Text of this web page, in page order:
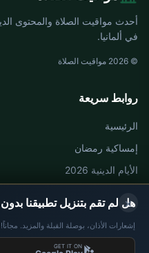
أحدث مواقيت الصلاة والمحتوى
في ألمانيا.
© 2026 مواقيت الصلاة
روابط سريعة
الرئيسية
إمساكية رمضان
الأيام الدينية 2026
مواقيت الصلاة في ألمانيا
مواقيت الصلاة في Berlin
×
هل لم تقم بتنزيل تطبيقنا
إشعارات الأذان، بوصلة القبلة والمزيد. مجاناً!
GET IT ON